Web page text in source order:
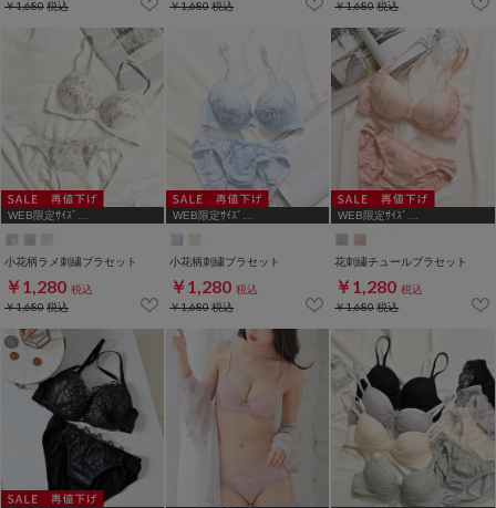
￥1,680税込
￥1,680税込
￥1,680税込
WEB限定ｻｲｽﾞ
小花柄ラメ刺繍ブラセット
￥1,280 税込
￥1,680税込
WEB限定ｻｲｽﾞ
小花柄刺繍ブラセット
￥1,280 税込
￥1,680税込
WEB限定ｻｲｽﾞ
花刺繍チュールブラセット
￥1,280 税込
￥1,680税込